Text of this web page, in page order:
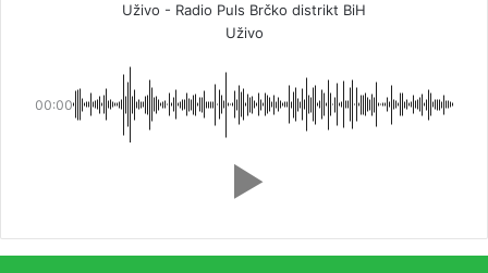
Uživo - Radio Puls Brčko distrikt BiH
Uživo
00:00